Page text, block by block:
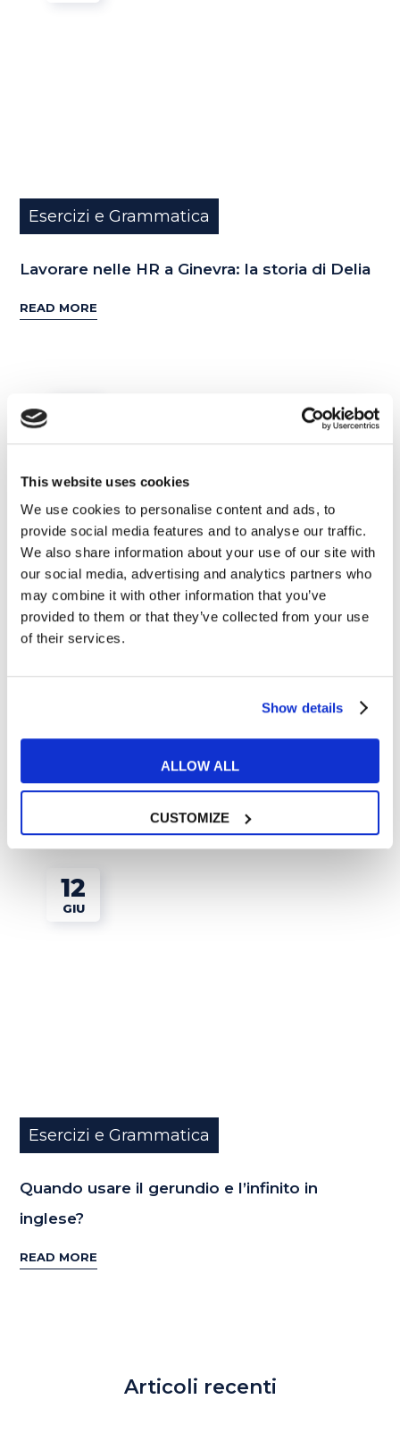
This website uses cookies
We use cookies to personalise content and ads, to
provide social media features and to analyse our traffic.
We also share information about your use of our site with
our social media, advertising and analytics partners who
may combine it with other information that you’ve
provided to them or that they’ve collected from your use
of their services.
Show details
ALLOW ALL
CUSTOMIZE
Esercizi e Grammatica
Lavorare nelle HR a Ginevra: la storia di Delia
READ MORE
Corsi gratuiti: da Yale ad Harvard la
formazione passa per i MOOC
READ MORE
12
GIU
Esercizi e Grammatica
Quando usare il gerundio e l’infinito in
inglese?
READ MORE
Articoli recenti